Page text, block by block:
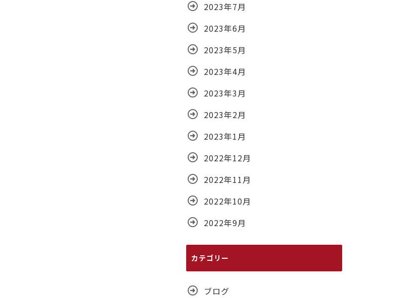
2023年7月
2023年6月
2023年5月
2023年4月
2023年3月
2023年2月
2023年1月
2022年12月
2022年11月
2022年10月
2022年9月
カテゴリー
ブログ